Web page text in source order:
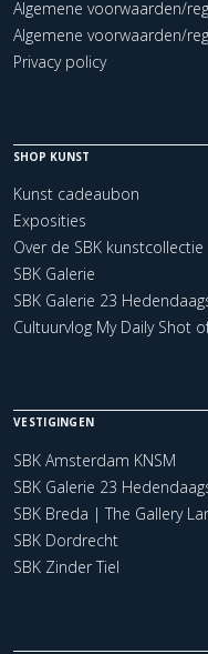
Algemene voorwaarden/
Algemene voorwaarden/
Privacy policy
SHOP KUNST
Kunst cadeaubon
Exposities
Over de SBK kunstcollectie
SBK Galerie
SBK Galerie 23
Cultuurvlog My Daily Shot
VESTIGINGEN
SBK Amsterdam KNSM
SBK Galerie 23
SBK Breda | The Gallery
SBK Dordrecht
SBK Zinder Tiel